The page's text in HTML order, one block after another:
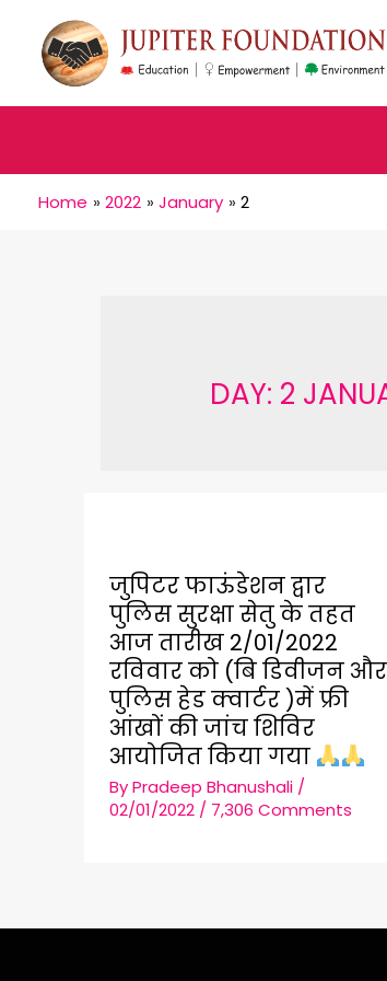
Home 2022 January 2
DAY: 2
जुपिटर फाऊंडेशन द्वार
पुलिस सुरक्षा सेतु के तहत
आज तारीख 2/01/2022
रविवार को (बि डिवीजन और
पुलिस हेड क्वार्टर )में फ्री
आंखों की जांच शिविर
आयोजित किया गया
ByPradeep Bhanushali /
02/01/2022/ 7,306 Comments